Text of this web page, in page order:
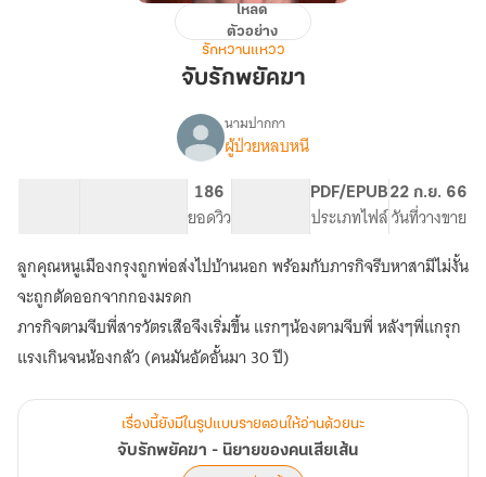
พยัคฆา
โหลด
ตัวอย่าง
รักหวานแหวว
จับรักพยัคฆา
เรื่อง
ของ
เสีย
เส้น
นามปากกา
ผู้ป่วยหลบหนี
186
ยอดวิว
PDF/EPUB
ประเภทไฟล์
22 ก.ย. 66
วันที่วางขาย
ลูกคุณหนูเมืองกรุงถูกพ่อส่งไปบ้านนอก พร้อมกับภารกิจรีบหาสามีไม่งั้น
จะถูกตัดออกจากกองมรดก
ภารกิจตามจีบพี่สารวัตรเสือจึงเริ่มขึ้น แรกๆน้องตามจีบพี่ หลังๆพี่แกรุก
เรื่องนี้ยังมีในรูปแบบรายตอนให้อ่านด้วยนะ
จับรักพยัคฆา - นิยายของคนเสียเส้น